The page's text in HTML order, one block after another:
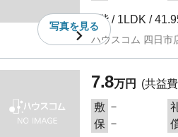
写真を見る
1階 / 1LDK /
ハウスコム 四日市
7.8万円
(共益
敷 －
保 －